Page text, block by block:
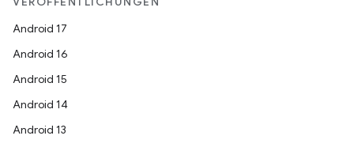
Android 17
Android 16
Android 15
Android 14
Android 13